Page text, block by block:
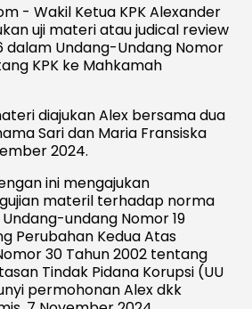
- Wakil Ketua KPK Alexander
uji materi atau judical review
dalam Undang-Undang Nomor
KPK ke Mahkamah
diajukan Alex bersama dua
Sari dan Maria Fransiska
2024.
ini mengajukan
materil terhadap norma
undang Nomor 19
Perubahan Kedua Atas
30 Tahun 2002 tentang
Tindak Pidana Korupsi (UU
permohonan Alex dkk